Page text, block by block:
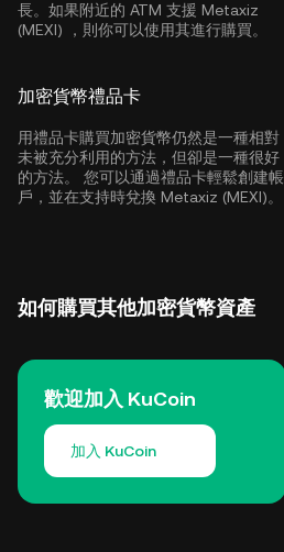
長。如果附近的 ATM 支援 Metaxiz
(MEXI) ，則你可以使用其進行購買。
加密貨幣禮品卡
用禮品卡購買加密貨幣仍然是一種相對
未被充分利用的方法，但卻是一種很好
的方法。 您可以通過禮品卡輕鬆創建帳
戶，並在支持時兌換 Metaxiz (MEXI)。
如何購買其他加密貨幣資產
歡迎加入 KuCoin
加入 KuCoin